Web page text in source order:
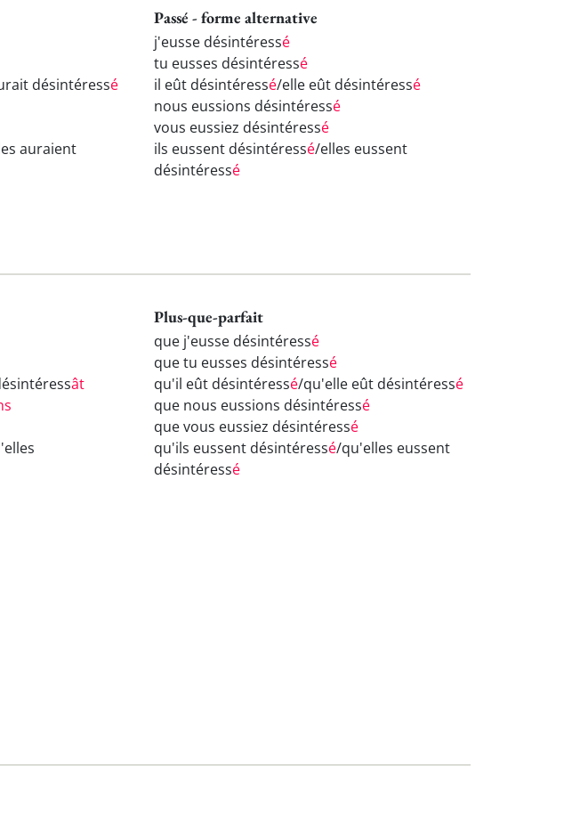
désintéressé
auraient
Passé - forme alternative
j'eusse désintéressé
tu eusses désintéressé
il eût désintéressé/elle eût désintéressé
nous eussions désintéressé
vous eussiez désintéressé
ils eussent désintéressé/elles eussent
désintéressé
ât
Plus-que-parfait
que j'eusse désintéressé
que tu eusses désintéressé
qu'il eût désintéressé/qu'elle eût désintéressé
que nous eussions désintéressé
que vous eussiez désintéressé
qu'ils eussent désintéressé/qu'elles eussent
désintéressé